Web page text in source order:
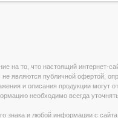
на то, что настоящий интернет-
не являются публичной офертой,
и описания продукции могут
необходимо всегда
знака и любой информации с